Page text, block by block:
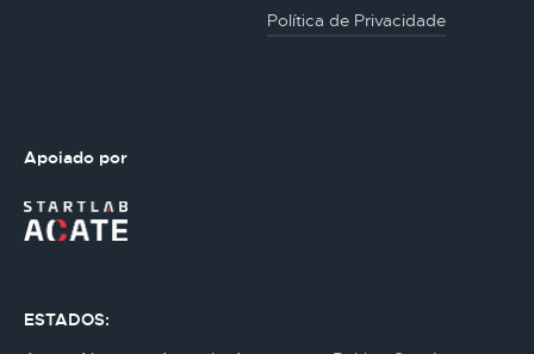
Política de Privacidade
Apoiado por
ESTADOS: